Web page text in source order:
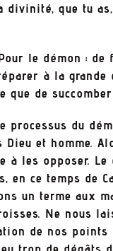
divinité, que tu
le démon : de
à la grande
que de
du
et homme.
à les opposer.
ce temps de
un terme aux
Ne nous
de nos points